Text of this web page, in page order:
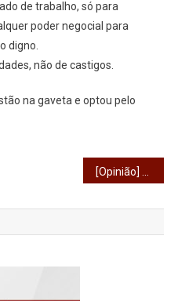
de trabalho, só para
poder negocial para
digno.
não de castigos.
na gaveta e optou pelo
[Opinião] Aqui jaz o pacote laboral